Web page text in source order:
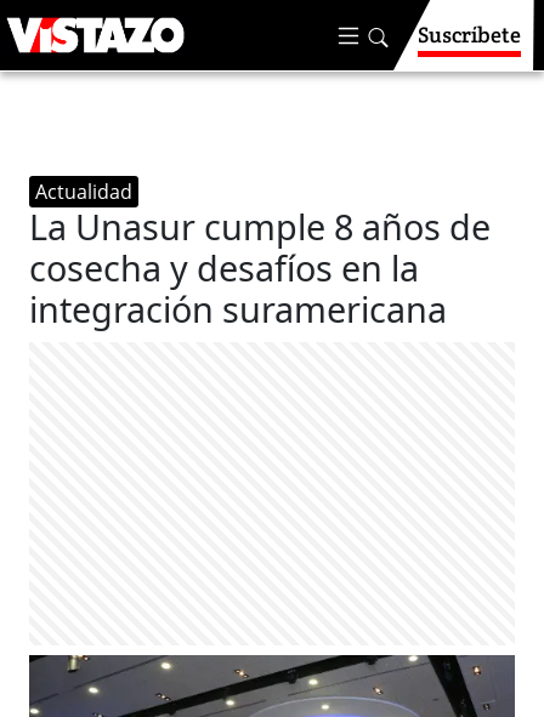
Suscríbete
Actualidad
La Unasur cumple 8 años de
cosecha y desafíos en la
integración suramericana